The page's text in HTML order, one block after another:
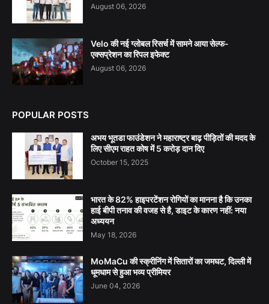
August 06, 2026
Velo की नई ग्लोबल रिसर्च में सामने आया सेल्फ-
एक्सप्रेशन का रिपल इफेक्ट
August 06, 2026
POPULAR POSTS
अभय भूतडा फाउंडेशन ने महाराष्ट्र बाढ़ पीड़ितों की मदद के
लिए सीएम राहत कोष में 5 करोड़ दान दिए
October 15, 2025
भारत के 82% हाइपरटेंशन रोगियों का मानना है कि उनका
हाई बीपी तनाव की वजह से है, डाइट के कारण नहीं: नया
अध्ययन
May 18, 2026
MoMaCu की स्क्रीनिंग में सितारों का जमघट, दिल्ली में
धूमधाम से हुआ भव्य प्रीमियर
June 04, 2026